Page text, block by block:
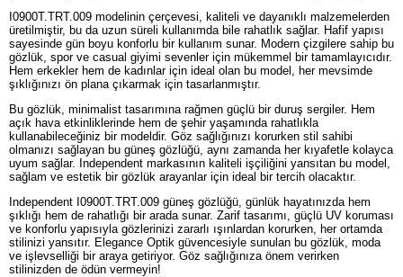
I0900T.TRT.009 modelinin çerçevesi, kaliteli ve dayanıklı malzemelerden
üretilmiştir, bu da uzun süreli kullanımda bile rahatlık sağlar. Hafif yapısı
sayesinde gün boyu konforlu bir kullanım sunar. Modern çizgilere sahip bu
gözlük, spor ve casual giyimi sevenler için mükemmel bir tamamlayıcıdır.
Hem erkekler hem de kadınlar için ideal olan bu model, her mevsimde
şıklığınızı ön plana çıkarmak için tasarlanmıştır.
Bu gözlük, minimalist tasarımına rağmen güçlü bir duruş sergiler. Hem
açık hava etkinliklerinde hem de şehir yaşamında rahatlıkla
kullanabileceğiniz bir modeldir. Göz sağlığınızı korurken stil sahibi
olmanızı sağlayan bu güneş gözlüğü, aynı zamanda her kıyafetle kolayca
uyum sağlar. Independent markasının kaliteli işçiliğini yansıtan bu model,
sağlam ve estetik bir gözlük arayanlar için ideal bir tercih olacaktır.
Independent I0900T.TRT.009 güneş gözlüğü, günlük hayatınızda hem
şıklığı hem de rahatlığı bir arada sunar. Zarif tasarımı, güçlü UV koruması
ve konforlu yapısıyla gözlerinizi zararlı ışınlardan korurken, her ortamda
stilinizi yansıtır. Elegance Optik güvencesiyle sunulan bu gözlük, moda
ve işlevselliği bir araya getiriyor. Göz sağlığınıza önem verirken
stilinizden de ödün vermeyin!